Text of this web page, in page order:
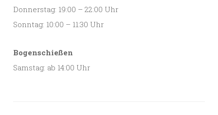
Donnerstag: 19:00 – 22:00 Uhr
Sonntag: 10:00 – 11:30 Uhr
Bogenschießen
Samstag: ab 14:00 Uhr